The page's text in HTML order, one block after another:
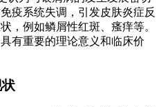
疫系统失调，引发皮肤炎症反
，例如鳞屑性红斑、瘙痒等。
有重要的理论意义和临床价